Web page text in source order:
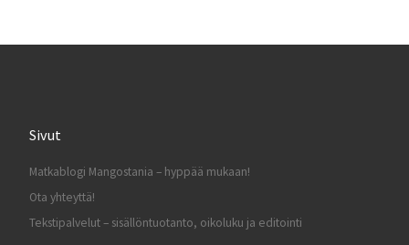
Sivut
Matkablogi Mangostania – hyppää mukaan!
Ota yhteyttä!
Tekstipalvelut – sisällöntuotanto, oikoluku ja editointi